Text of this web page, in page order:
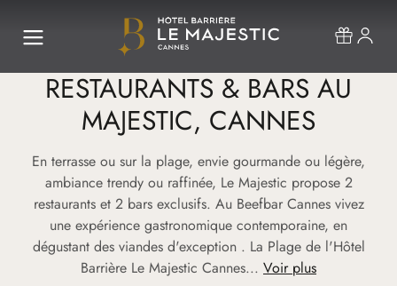
RESTAURANTS & BARS AU
MAJESTIC, CANNES
En terrasse ou sur la plage, envie gourmande ou légère,
ambiance trendy ou raffinée, Le Majestic propose 2
restaurants et 2 bars exclusifs. Au Beefbar Cannes vivez
une expérience gastronomique contemporaine, en
dégustant des viandes d'exception . La Plage de l'Hôtel
Barrière Le Majestic Cannes... Voir plus